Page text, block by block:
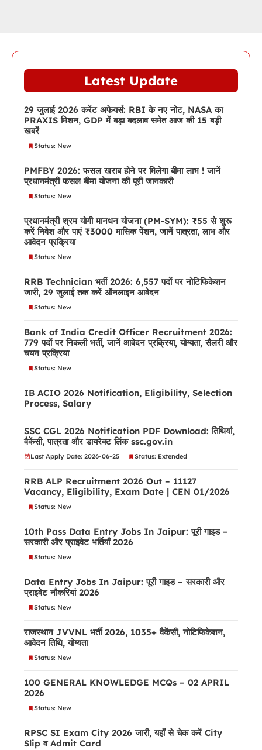
Latest Update
29 जुलाई 2026 करेंट अफेयर्स: RBI के नए नोट, NASA का
PRAXIS मिशन, GDP में बड़ा बदलाव समेत आज की 15 बड़ी
खबरें
Status: New
PMFBY 2026: फसल खराब होने पर मिलेगा बीमा लाभ ! जानें
प्रधानमंत्री फसल बीमा योजना की पूरी जानकारी
Status: New
प्रधानमंत्री श्रम योगी मानधन योजना (PM-SYM): ₹55 से शुरू
करें निवेश और पाएं ₹3000 मासिक पेंशन, जानें पात्रता, लाभ और
आवेदन प्रक्रिया
Status: New
RRB Technician भर्ती 2026: 6,557 पदों पर नोटिफिकेशन
जारी, 29 जुलाई तक करें ऑनलाइन आवेदन
Status: New
Bank of India Credit Officer Recruitment 2026:
779 पदों पर निकली भर्ती, जानें आवेदन प्रक्रिया, योग्यता, सैलरी और
चयन प्रक्रिया
Status: New
IB ACIO 2026 Notification, Eligibility, Selection
Process, Salary
SSC CGL 2026 Notification PDF Download: तिथियां,
वैकेंसी, पात्रता और डायरेक्ट लिंक ssc.gov.in
Last Apply Date: 2026-06-25 Status: Extended
RRB ALP Recruitment 2026 Out – 11127
Vacancy, Eligibility, Exam Date | CEN 01/2026
Status: New
10th Pass Data Entry Jobs In Jaipur: पूरी गाइड –
सरकारी और प्राइवेट भर्तियाँ 2026
Status: New
Data Entry Jobs In Jaipur: पूरी गाइड – सरकारी और
प्राइवेट नौकरियां 2026
Status: New
राजस्थान JVVNL भर्ती 2026, 1035+ वैकेंसी, नोटिफिकेशन,
आवेदन तिथि, योग्यता
Status: New
100 GENERAL KNOWLEDGE MCQs – 02 APRIL
2026
Status: New
RPSC SI Exam City 2026 जारी, यहाँ से चेक करें City
Slip व Admit Card